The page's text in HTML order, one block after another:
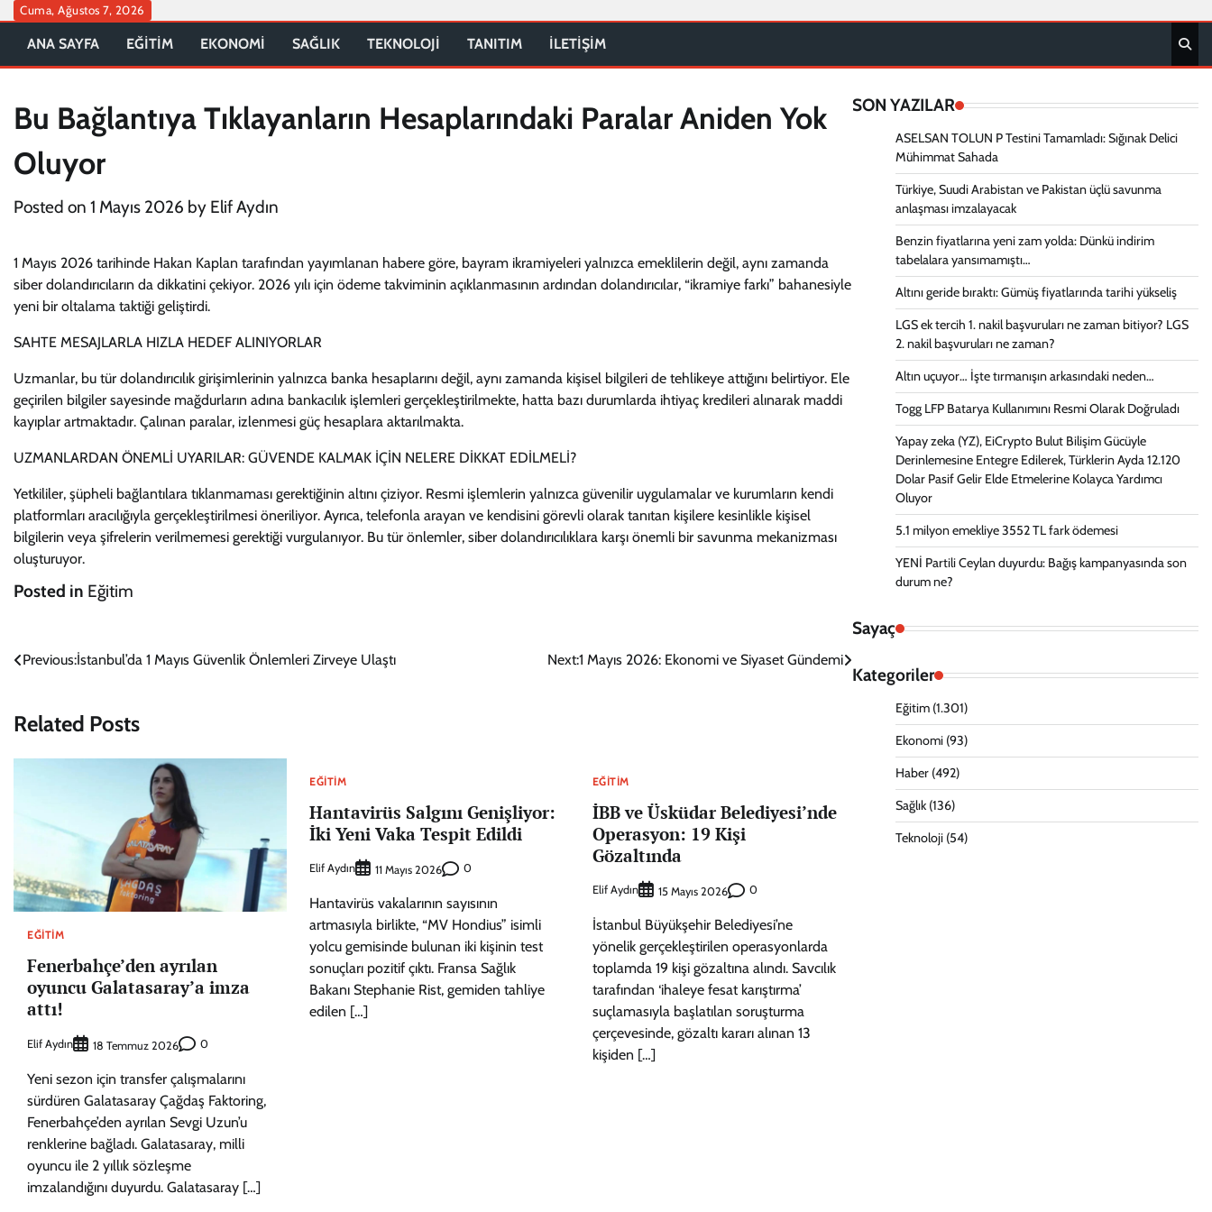
Skip
content
Cuma, Ağustos 7, 2026
ANA SAYFA EĞİTİM EKONOMİ SAĞLIK TEKNOLOJİ TANITIM İLETİŞİM
Bu Bağlantıya Tıklayanların Hesaplarındaki Paralar Aniden Yok
Oluyor
Posted on 1 Mayıs 2026 by Elif Aydın
1 Mayıs 2026 tarihinde Hakan Kaplan tarafından yayımlanan habere göre, bayram ikramiyeleri yalnızca emeklilerin değil, aynı zamanda
siber dolandırıcıların da dikkatini çekiyor. 2026 yılı için ödeme takviminin açıklanmasının ardından dolandırıcılar, “ikramiye farkı” bahanesiyle
yeni bir oltalama taktiği geliştirdi.
SAHTE MESAJLARLA HIZLA HEDEF ALINIYORLAR
Uzmanlar, bu tür dolandırıcılık girişimlerinin yalnızca banka hesaplarını değil, aynı zamanda kişisel bilgileri de tehlikeye attığını belirtiyor. Ele
geçirilen bilgiler sayesinde mağdurların adına bankacılık işlemleri gerçekleştirilmekte, hatta bazı durumlarda ihtiyaç kredileri alınarak maddi
kayıplar artmaktadır. Çalınan paralar, izlenmesi güç hesaplara aktarılmakta.
UZMANLARDAN ÖNEMLİ UYARILAR: GÜVENDE KALMAK İÇİN NELERE DİKKAT EDİLMELİ?
Yetkililer, şüpheli bağlantılara tıklanmaması gerektiğinin altını çiziyor. Resmi işlemlerin yalnızca güvenilir uygulamalar ve kurumların kendi
platformları aracılığıyla gerçekleştirilmesi öneriliyor. Ayrıca, telefonla arayan ve kendisini görevli olarak tanıtan kişilere kesinlikle kişisel
bilgilerin veya şifrelerin verilmemesi gerektiği vurgulanıyor. Bu tür önlemler, siber dolandırıcılıklara karşı önemli bir savunma mekanizması
oluşturuyor.
Posted in Eğitim
Yazı
Previous:İstanbul’da 1 Mayıs Güvenlik Önlemleri Zirveye Ulaştı Next:1 Mayıs 2026: Ekonomi ve Siyaset Gündemi
Related Posts
EĞITIM
Fenerbahçe’den ayrılan
oyuncu Galatasaray’a imza
attı!
Elif Aydın 18 Temmuz 2026 0
Yeni sezon için transfer çalışmalarını
sürdüren Galatasaray Çağdaş Faktoring,
Fenerbahçe’den ayrılan Sevgi Uzun’u
renklerine bağladı. Galatasaray, milli
oyuncu ile 2 yıllık sözleşme
imzalandığını duyurdu. Galatasaray […]
EĞITIM
Hantavirüs Salgını Genişliyor:
İki Yeni Vaka Tespit Edildi
Elif Aydın 11 Mayıs 2026 0
Hantavirüs vakalarının sayısının
artmasıyla birlikte, “MV Hondius” isimli
yolcu gemisinde bulunan iki kişinin test
sonuçları pozitif çıktı. Fransa Sağlık
Bakanı Stephanie Rist, gemiden tahliye
edilen […]
EĞITIM
İBB ve Üsküdar Belediyesi’nde
Operasyon: 19 Kişi
Gözaltında
Elif Aydın 15 Mayıs 2026 0
İstanbul Büyükşehir Belediyesi’ne
yönelik gerçekleştirilen operasyonlarda
toplamda 19 kişi gözaltına alındı. Savcılık
tarafından ‘ihaleye fesat karıştırma’
suçlamasıyla başlatılan soruşturma
çerçevesinde, gözaltı kararı alınan 13
kişiden […]
SON YAZILAR
ASELSAN TOLUN P Testini Tamamladı: Sığınak Delici
Mühimmat Sahada
Türkiye, Suudi Arabistan ve Pakistan üçlü savunma
anlaşması imzalayacak
Benzin fiyatlarına yeni zam yolda: Dünkü indirim
tabelalara yansımamıştı…
Altını geride bıraktı: Gümüş fiyatlarında tarihi yükseliş
LGS ek tercih 1. nakil başvuruları ne zaman bitiyor? LGS
2. nakil başvuruları ne zaman?
Altın uçuyor… İşte tırmanışın arkasındaki neden…
Togg LFP Batarya Kullanımını Resmi Olarak Doğruladı
Yapay zeka (YZ), EiCrypto Bulut Bilişim Gücüyle
Derinlemesine Entegre Edilerek, Türklerin Ayda 12.120
Dolar Pasif Gelir Elde Etmelerine Kolayca Yardımcı
Oluyor
5.1 milyon emekliye 3552 TL fark ödemesi
YENİ Partili Ceylan duyurdu: Bağış kampanyasında son
durum ne?
Sayaç
Kategoriler
Eğitim(1.301)
Ekonomi(93)
Haber(492)
Sağlık(136)
Teknoloji(54)